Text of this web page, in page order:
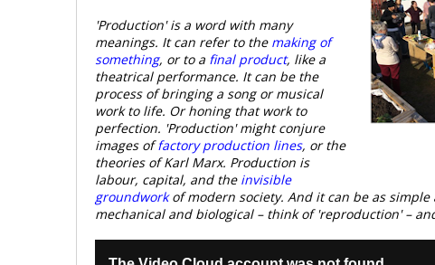
'Production' is a word with many
meanings. It can refer to the making of
something, or to a final product, like a
theatrical performance. It can be the
process of bringing a song or musical
work to life. Or honing that work to
perfection. 'Production' might conjure
images offactory production lines, or the
theories of Karl Marx. Production is
labour, capital, and the invisible
groundworkof modern society. And it can be as simple
mechanical and biological – think of 'reproduction' –